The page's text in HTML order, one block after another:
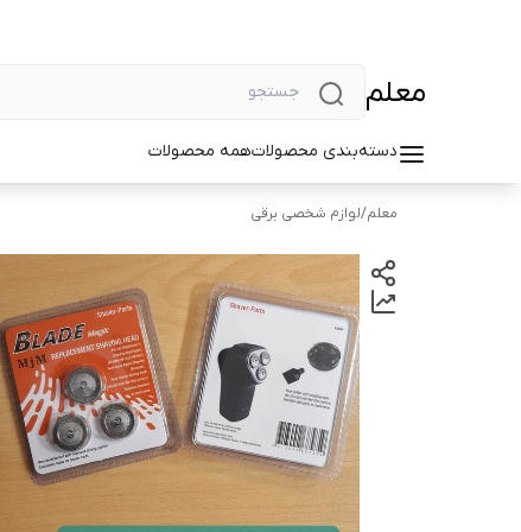
معلم
دسته‌بندی محصولاتهمه محصولات
معلم/لوازم شخصی برقی